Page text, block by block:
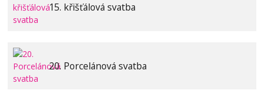
15. křišťálová svatba
20. Porcelánová svatba